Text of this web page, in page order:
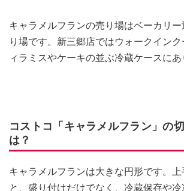
キャラメルフランの売り場はベーカリ
り場です。新三郷店ではウォークイン
ィラミスやケーキの並ぶ冷蔵ケースにあ
コストコ「キャラメルフラン」の
は？
キャラメルフランは大きな円形です。
と、盛り付けだけでなく、冷蔵保存や